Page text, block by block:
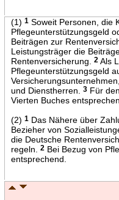
(1) 1Soweit Personen, die
Pflegeunterstützungsgeld
Beiträgen zur
Leistungsträger die
Rentenversicherung.
2Als
Pflegeunterstützungsgeld
und Dienstherren.
3Für
Vierten Buches
(2) 1Das Nähere über
Bezieher von
die Deutsche
regeln.
2Bei Bezug von
entsprechend.